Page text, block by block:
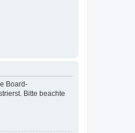
Board-
Bitte beachte